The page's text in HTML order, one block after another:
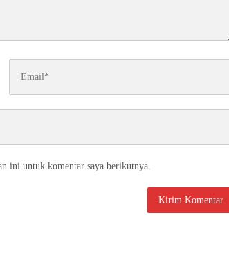
ini untuk komentar saya berikutnya.